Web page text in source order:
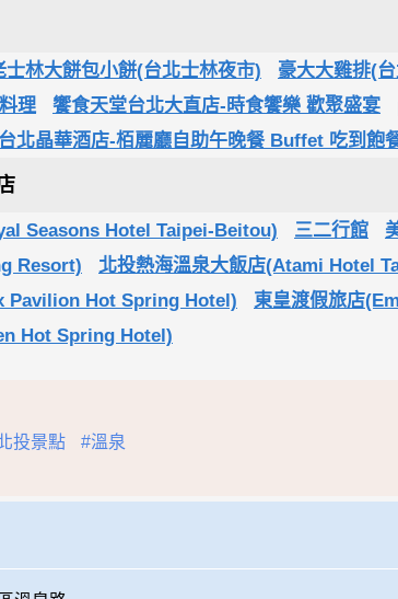
士林大餅包小餅(台北士林夜市) 豪大大雞排(
理
饗食天堂台北大直店-時食饗樂 歡聚盛宴
台北晶華酒店-栢麗廳自助午晚餐 Buffet 吃到飽
Seasons Hotel Taipei-Beitou) 三二行館
Resort)
北投熱海溫泉大飯店(Atami Hotel
Pavilion Hot Spring Hotel)
東皇渡假旅店
Hot Spring Hotel)
投景點 #溫泉